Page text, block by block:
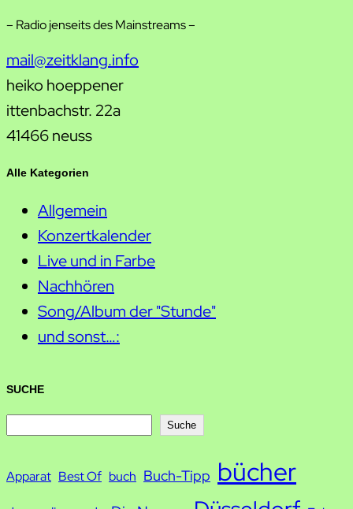
– Radio jenseits des Mainstreams –
mail@zeitklang.info
heiko hoeppener
ittenbachstr. 22a
41466 neuss
Alle Kategorien
Allgemein
Konzertkalender
Live und in Farbe
Nachhören
Song/Album der "Stunde"
und sonst…:
SUCHE
c
Suche
Apparat Best Of buch Buch-Tipp bücher